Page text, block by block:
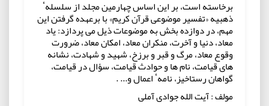
برخاسته است، بر این اساس چهارمین مجلد از سلسلهٴ
ذهبیه «تفسیر موضوعی قرآن کریم» با برعهده گرفتن این
مهم، در دوازده بخش به موضوعات ذیل می پردازد: یاد
معاد، دنیا و آخرت، منکران معاد، امکان معاد، ضرورت
وقوع معاد، مرگ و قبر و برزخ، شهید و شهادت، نشانه
های قیامت، نام ها و حوادث قیامت، سؤال در قیامت،
گواهان رستاخیز، نامهٴ اعمال و... .
مولف : آیت الله جوادی آملی